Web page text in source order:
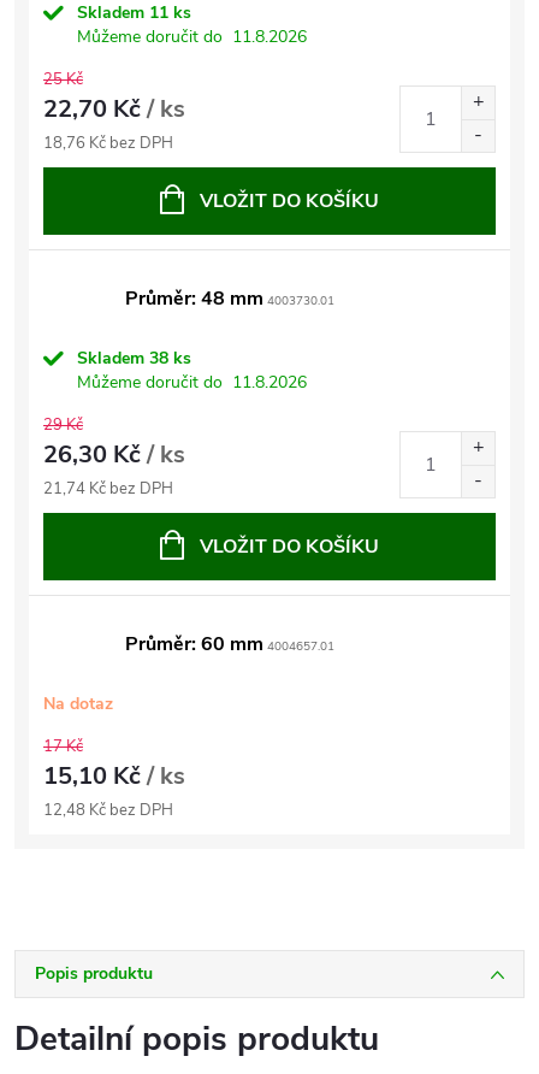
Skladem 11 ks
Můžeme doručit do 11.8.2026
25 Kč
22,70 Kč/ ks
18,76 Kč bez DPH
VLOŽIT DO KOŠÍKU
Průměr: 48 mm 4003730.01
Skladem 38 ks
Můžeme doručit do 11.8.2026
29 Kč
26,30 Kč/ ks
21,74 Kč bez DPH
VLOŽIT DO KOŠÍKU
Průměr: 60 mm 4004657.01
Na dotaz
17 Kč
15,10 Kč/ ks
12,48 Kč bez DPH
Popis produktu
Detailní popis produktu